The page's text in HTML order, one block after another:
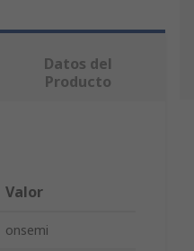
Datos del
Producto
Valor
onsemi